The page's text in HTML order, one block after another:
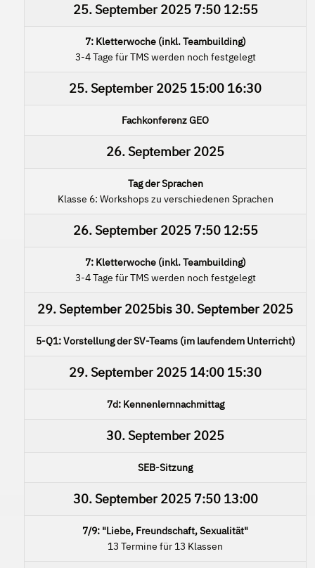
25. September 20257:50 12:55
7: Kletterwoche (inkl. Teambuilding)
3-4 Tage für TMS werden noch festgelegt
25. September 2025 15:00 16:30
Fachkonferenz GEO
26. September 2025
Tag der Sprachen
Klasse 6: Workshops zu verschiedenen Sprachen
26. September 20257:50 12:55
7: Kletterwoche (inkl. Teambuilding)
3-4 Tage für TMS werden noch festgelegt
29. September 2025bis30. September 2025
5-Q1: Vorstellung der SV-Teams (im laufendem Unterricht)
29. September 2025 14:00 15:30
7d: Kennenlernnachmittag
30. September 2025
SEB-Sitzung
30. September 20257:50 13:00
7/9: "Liebe, Freundschaft, Sexualität"
13 Termine für 13 Klassen